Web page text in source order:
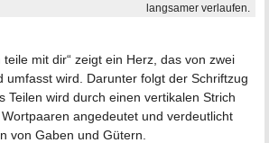
langsamer verlaufen.
teile mit dir“ zeigt ein Herz, das von zwei
umfasst wird. Darunter folgt der Schriftzug
Teilen wird durch einen vertikalen Strich
angedeutet und verdeutlicht
von Gaben und Gütern.